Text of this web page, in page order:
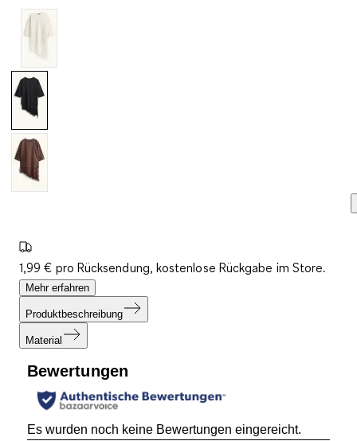
1,99 € pro Rücksendung, kostenlose Rückgabe im Store.
Mehr erfahren
Produktbeschreibung
Material
Bewertungen
Es wurden noch keine Bewertungen eingereicht.